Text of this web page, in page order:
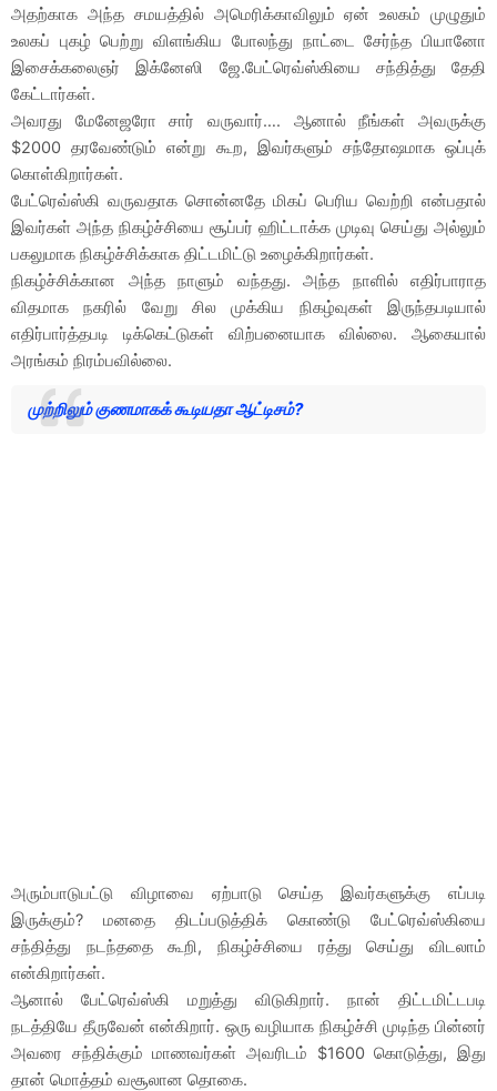
அதற்காக அந்த சமயத்தில் அமெரிக்காவிலும் ஏன் உலகம் முழுதும்
உலகப் புகழ் பெற்று விளங்கிய போலந்து நாட்டை சேர்ந்த பியானோ
இசைக்கலைஞர் இக்னேஸி ஜே.பேட்ரெவ்ஸ்கியை சந்தித்து தேதி
கேட்டார்கள்.
அவரது மேனேஜரோ சார் வருவார்…. ஆனால் நீங்கள் அவருக்கு
$2000 தரவேண்டும் என்று கூற, இவர்களும் சந்தோஷமாக ஒப்புக்
கொள்கிறார்கள்.
பேட்ரெவ்ஸ்கி வருவதாக சொன்னதே மிகப் பெரிய வெற்றி என்பதால்
இவர்கள் அந்த நிகழ்ச்சியை சூப்பர் ஹிட்டாக்க முடிவு செய்து அல்லும்
பகலுமாக நிகழ்ச்சிக்காக திட்டமிட்டு உழைக்கிறார்கள்.
நிகழ்ச்சிக்கான அந்த நாளும் வந்தது. அந்த நாளில் எதிர்பாராத
விதமாக நகரில் வேறு சில முக்கிய நிகழ்வுகள் இருந்தபடியால்
எதிர்பார்த்தபடி டிக்கெட்டுகள் விற்பனையாக வில்லை. ஆகையால்
அரங்கம் நிரம்பவில்லை.
முற்றிலும் குணமாகக் கூடியதா ஆட்டிசம்?
அரும்பாடுபட்டு விழாவை ஏற்பாடு செய்த இவர்களுக்கு எப்படி
இருக்கும்? மனதை திடப்படுத்திக் கொண்டு பேட்ரெவ்ஸ்கியை
சந்தித்து நடந்ததை கூறி, நிகழ்ச்சியை ரத்து செய்து விடலாம்
என்கிறார்கள்.
ஆனால் பேட்ரெவ்ஸ்கி மறுத்து விடுகிறார். நான் திட்டமிட்டபடி
நடத்தியே தீருவேன் என்கிறார். ஒரு வழியாக நிகழ்ச்சி முடிந்த பின்னர்
அவரை சந்திக்கும் மாணவர்கள் அவரிடம் $1600 கொடுத்து, இது
தான் மொத்தம் வசூலான தொகை.